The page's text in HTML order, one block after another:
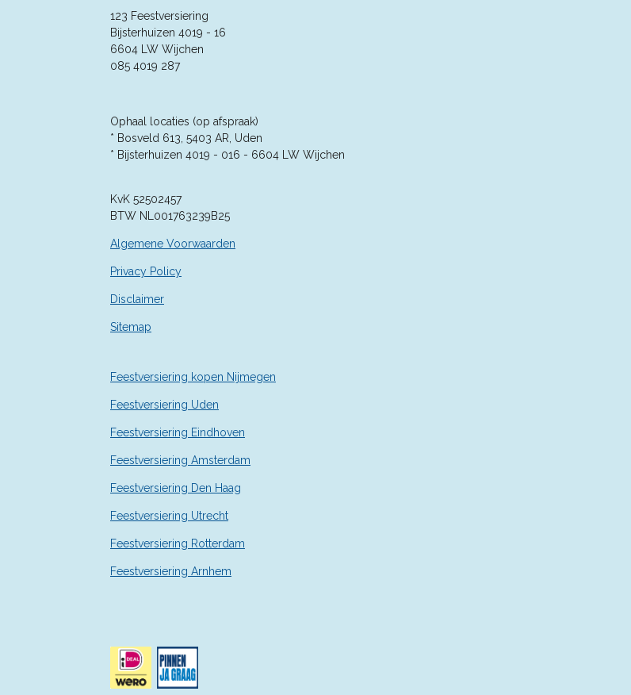
g
:
4
.
7
1
4
5
7
4
2
s
e
e
n
e
r
e
r
r
n
e
r
r
n
e
r
n
r
n
123 Feestversiering
Bijsterhuizen 4019 - 16
6604 LW Wijchen
085 4019 287
Ophaal locaties (op afspraak)
* Bosveld 613, 5403 AR, Uden
* Bijsterhuizen 4019 - 016 - 6604 LW Wijchen
KvK 52502457
BTW NL001763239B25
Algemene Voorwaarden
Privacy Policy
Disclaimer
Sitemap
Feestversiering kopen Nijmegen
Feestversiering Uden
Feestversiering Eindhoven
Feestversiering Amsterdam
Feestversiering Den Haag
Feestversiering Utrecht
Feestversiering Rotterdam
Feestversiering Arnhem